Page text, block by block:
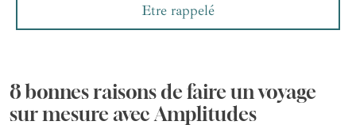
Etre rappelé
8 bonnes raisons de faire un voyage
sur mesure avec Amplitudes